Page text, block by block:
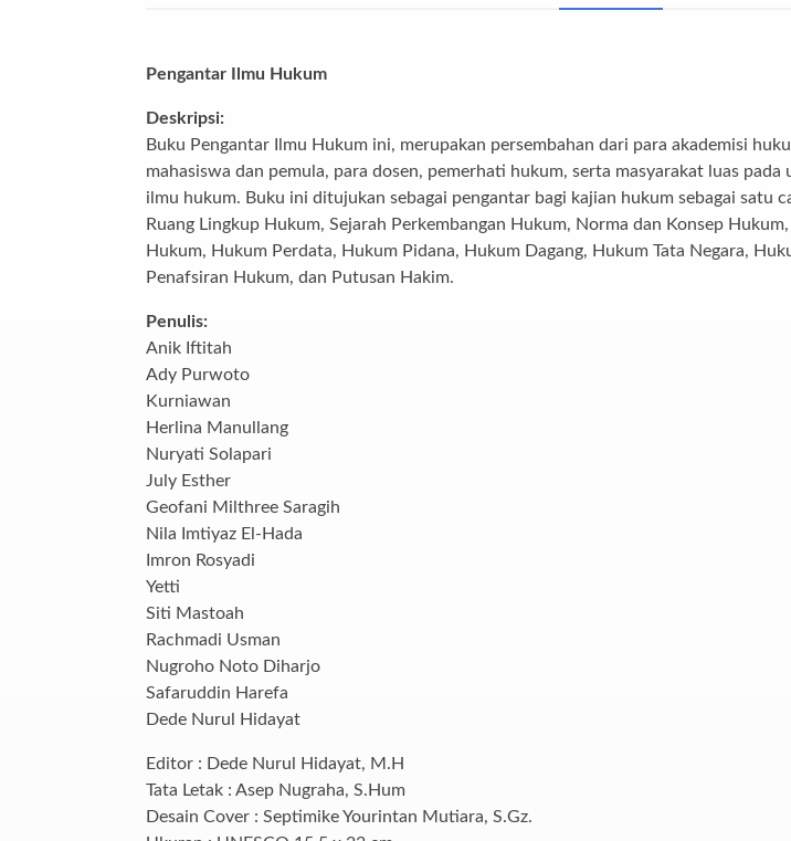
Pengantar Ilmu Hukum
Deskripsi:
Buku Pengantar Ilmu Hukum ini, merupakan persembahan dari para akademisi
mahasiswa dan pemula, para dosen, pemerhati hukum, serta masyarakat luas
ilmu hukum. Buku ini ditujukan sebagai pengantar bagi kajian hukum sebagai satu
Ruang Lingkup Hukum, Sejarah Perkembangan Hukum, Norma dan Konsep
Hukum, Hukum Perdata, Hukum Pidana, Hukum Dagang, Hukum Tata Negara,
Penafsiran Hukum, dan Putusan Hakim.
Penulis:
Anik Iftitah
Ady Purwoto
Kurniawan
Herlina Manullang
Nuryati Solapari
July Esther
Geofani Milthree Saragih
Nila Imtiyaz El-Hada
Imron Rosyadi
Yetti
Siti Mastoah
Rachmadi Usman
Nugroho Noto Diharjo
Safaruddin Harefa
Dede Nurul Hidayat
Editor : Dede Nurul Hidayat, M.H
Tata Letak : Asep Nugraha, S.Hum
Desain Cover : Septimike Yourintan Mutiara, S.Gz.